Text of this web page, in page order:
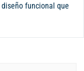
funcional que
integral y un
El conjunto